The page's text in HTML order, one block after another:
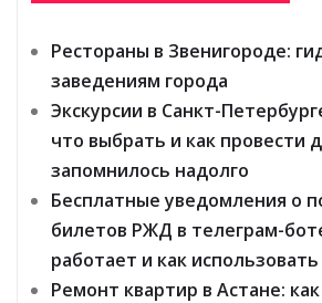
Рестораны в Звенигороде:
заведениям города
Экскурсии в Санкт-
что выбрать и как провести
запомнилось надолго
Бесплатные уведомления о
билетов РЖД в телеграм-
работает и как использовать
Ремонт квартир в Астане: